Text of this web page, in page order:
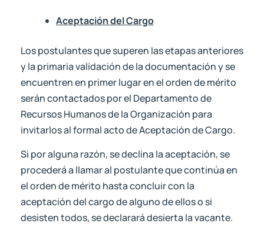
Aceptación del Cargo
Los postulantes que superen las etapas anteriores
y la primaria validación de la documentación y se
encuentren en primer lugar en el orden de mérito
serán contactados por el Departamento de
Recursos Humanos de la Organización para
invitarlos al formal acto de Aceptación de Cargo.
Si por alguna razón, se declina la aceptación, se
procederá a llamar al postulante que continúa en
el orden de mérito hasta concluir con la
aceptación del cargo de alguno de ellos o si
desisten todos, se declarará desierta la vacante.